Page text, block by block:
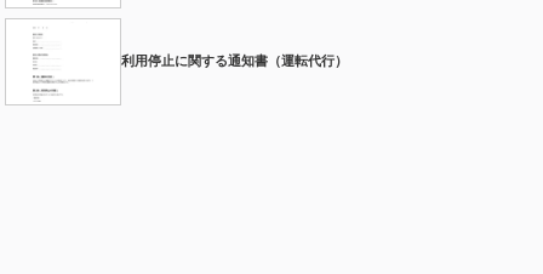
利用停止に関する通知書（運転代行）